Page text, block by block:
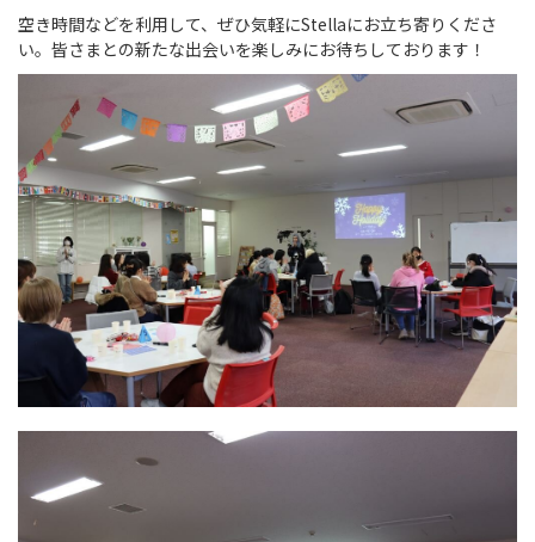
空き時間などを利用して、ぜひ気軽にStellaにお立ち寄りくださ
い。皆さまとの新たな出会いを楽しみにお待ちしております！